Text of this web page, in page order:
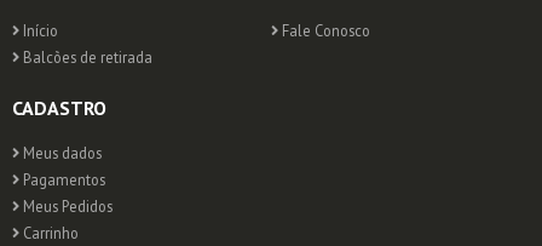
Início
Fale Conosco
Balcões de retirada
CADASTRO
Meus dados
Pagamentos
Meus Pedidos
Carrinho